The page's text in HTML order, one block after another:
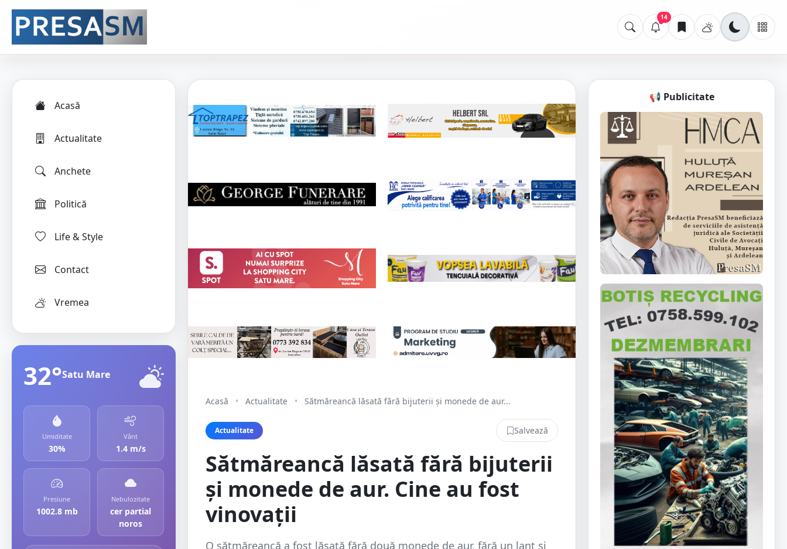
14
Acasă
Actualitate
Anchete
Politică
Life & Style
Contact
Vremea
32°Satu Mare
Umiditate
30%
Vânt
1.4 m/s
Presiune
1002.8 mb
Nebulozitate
cer partial
noros
Acasă • Actualitate • Sătmăreancă lăsată fără bijuterii și monede de aur...
Actualitate Salvează
Sătmăreancă lăsată fără bijuterii
și monede de aur. Cine au fost
vinovații
O sătmăreancă a fost lăsată fără două monede de aur, fără un lanț și
📢 Publicitate